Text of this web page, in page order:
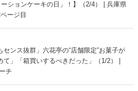
ーションケーキの日」！】（2/4） | 兵庫県
ージ目
センス抜群」六花亭の“店舗限定”お菓子が
」「箱買いするべきだった」（1/2） |
チ